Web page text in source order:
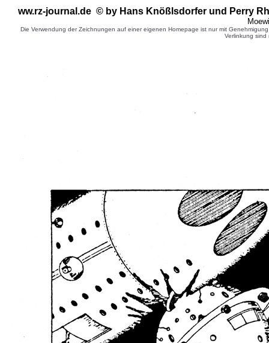
ww.rz-journal.de © by Hans Knößlsdorfer und Perry
Die Verwendung der Zeichnungen auf einer eigenen Homepage ist nur mit
Verlinkung sind